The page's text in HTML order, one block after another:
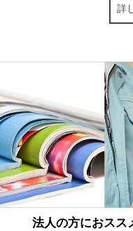
詳
法人の方におスス